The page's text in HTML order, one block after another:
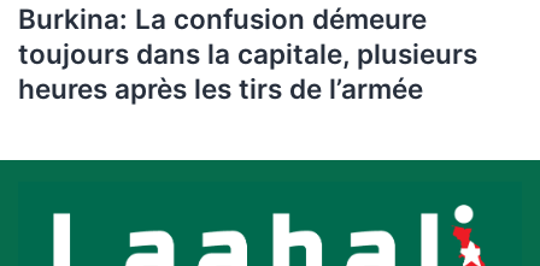
Burkina: La confusion démeure
toujours dans la capitale, plusieurs
heures après les tirs de l’armée